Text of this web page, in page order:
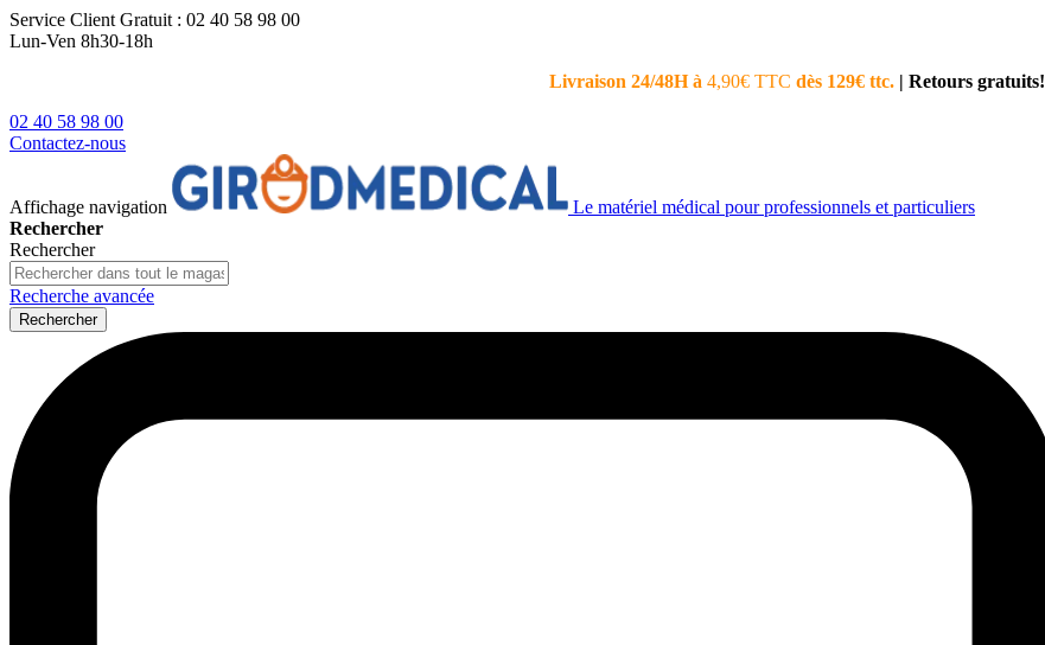
Service Client Gratuit : 02 40 58 98 00
Lun-Ven 8h30-18h
Livraison 24/48H à 4,90€ TTC dès 129€ ttc. | Retours gratuits!
02 40 58 98 00
Contactez-nous
Affichage navigation
Le matériel médical pour professionnels et particuliers
Rechercher
Rechercher
Recherche avancée
Rechercher